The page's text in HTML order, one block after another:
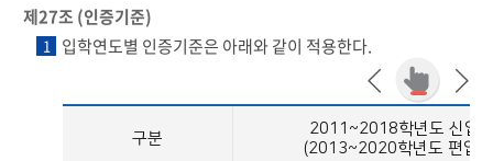
제27조 (인증기준)
1 입학연도별 인증기준은 아래와 같이 적용한다.
구분
2011~2018학년도 신입
(2013~2020학년도 편입